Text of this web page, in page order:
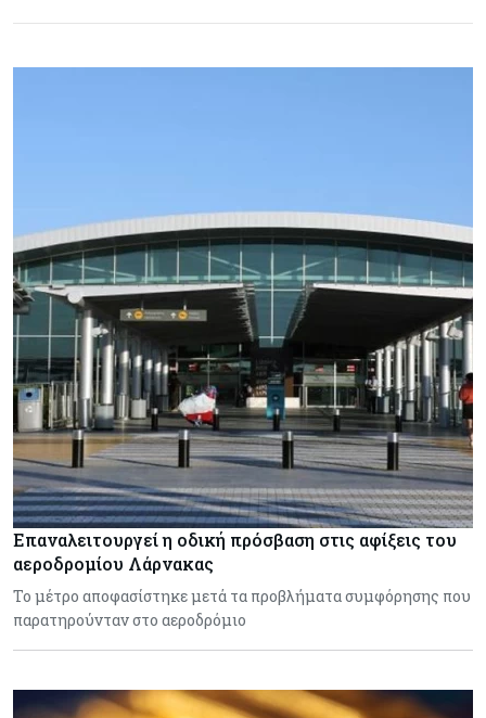
Επαναλειτουργεί η οδική πρόσβαση στις αφίξεις του
αεροδρομίου Λάρνακας
Το μέτρο αποφασίστηκε μετά τα προβλήματα συμφόρησης που
παρατηρούνταν στο αεροδρόμιο